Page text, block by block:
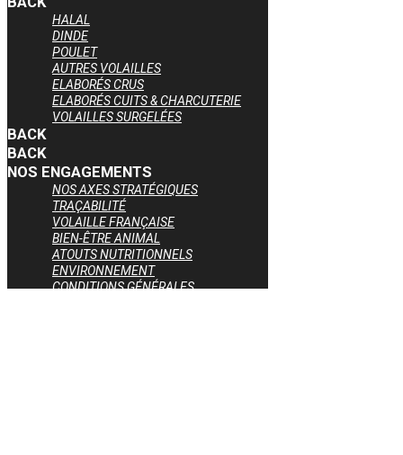
HALAL
DINDE
POULET
AUTRES VOLAILLES
ELABORÉS CRUS
ELABORÉS CUITS & CHARCUTERIE
VOLAILLES SURGELÉES
BACK
BACK
NOS ENGAGEMENTS
NOS AXES STRATÉGIQUES
TRAÇABILITÉ
VOLAILLE FRANÇAISE
BIEN-ÊTRE ANIMAL
ATOUTS NUTRITIONNELS
ENVIRONNEMENT
CONDITIONS GÉNÉRALES